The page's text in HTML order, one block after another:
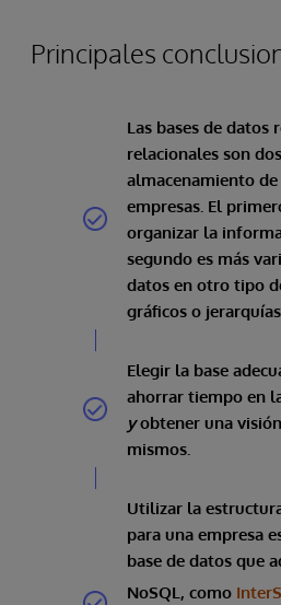
Principales
Las bases de datos
relacionales son
almacenamiento
empresas. El
organizar la
segundo es más
datos en otro tipo
gráficos o
Elegir la base
ahorrar tiempo en
yobtener una
mismos.
Utilizar la
para una empresa
base de datos que
NoSQL, como